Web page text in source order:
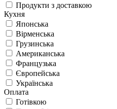
Продукти з доставкою
Кухня
Японська
Вірменська
Грузинська
Американська
Французька
Європейська
Українська
Оплата
Готівкою